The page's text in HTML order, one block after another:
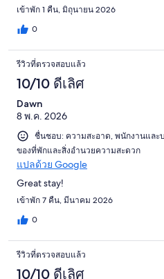
เข้าพัก 1 คืน, มิถุนายน 2026
0
รีวิวที่ตรวจสอบแล้ว
10/10 ดีเลิศ
Dawn
8 พ.ค. 2026
ชื่นชอบ: ความสะอาด, พนักงานและ
ของที่พักและสิ่งอำนวยความสะดวก
แปลด้วย Google
Great stay!
เข้าพัก 7 คืน, มีนาคม 2026
0
รีวิวที่ตรวจสอบแล้ว
10/10 ดีเลิศ